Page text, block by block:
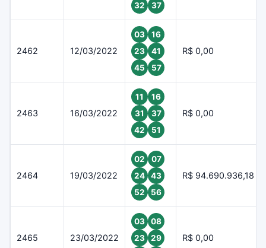
32
37
2462 12/03/2022
03
16
23
41
45
57
R$ 0,00
2463 16/03/2022
11
16
31
37
42
51
R$ 0,00
2464 19/03/2022
02
07
24
43
52
56
R$ 94.690.936,18
2465 23/03/2022
03
08
23
29
R$ 0,00